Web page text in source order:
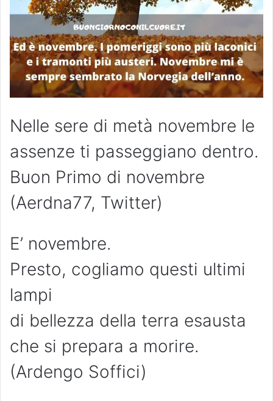
Nelle sere di metà novembre le
assenze ti passeggiano dentro.
Buon Primo di novembre
(Aerdna77, Twitter)
E’ novembre.
Presto, cogliamo questi ultimi
lampi
di bellezza della terra esausta
che si prepara a morire.
(Ardengo Soffici)